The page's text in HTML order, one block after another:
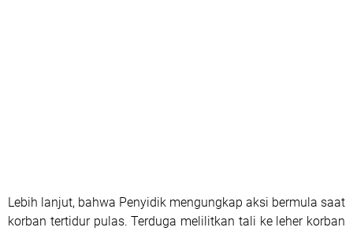
Lebih lanjut, bahwa Penyidik mengungkap aksi bermula saat
korban tertidur pulas. Terduga melilitkan tali ke leher korban